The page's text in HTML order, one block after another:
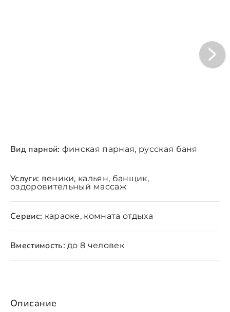
Описание
Вид парной: финская парная, русская баня
Услуги: веники, кальян, банщик,
оздоровительный массаж
Сервис: караоке, комната отдыха
Вместимость: до 8 человек